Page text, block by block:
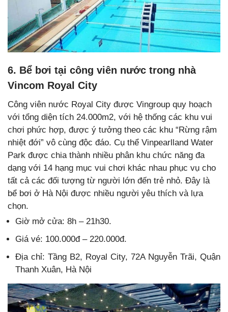
6. Bể bơi tại công viên nước trong nhà
Vincom Royal City
Công viên nước Royal City được Vingroup quy hoạch
với tổng diện tích 24.000m2, với hệ thống các khu vui
chơi phức hợp, được ý tưởng theo các khu “Rừng rậm
nhiệt đới” vô cùng độc đáo. Cụ thể Vinpearlland Water
Park được chia thành nhiều phân khu chức năng đa
dạng với 14 hạng mục vui chơi khác nhau phục vụ cho
tất cả các đối tượng từ người lớn đến trẻ nhỏ. Đây là
bể bơi ở Hà Nội được nhiều người yêu thích và lựa
chọn.
Giờ mở cửa: 8h – 21h30.
Giá vé: 100.000đ – 220.000đ.
Địa chỉ: Tầng B2, Royal City, 72A Nguyễn Trãi, Quận
Thanh Xuân, Hà Nội